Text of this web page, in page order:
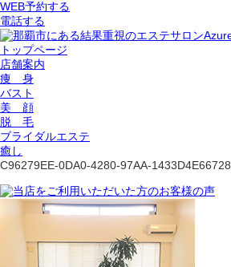
WEB予約する
電話する
トップページ
店舗案内
痩 身
バスト
美 顔
脱 毛
ブライダルエステ
癒し
C96279EE-0DA0-4280-97AA-1433D4E66728